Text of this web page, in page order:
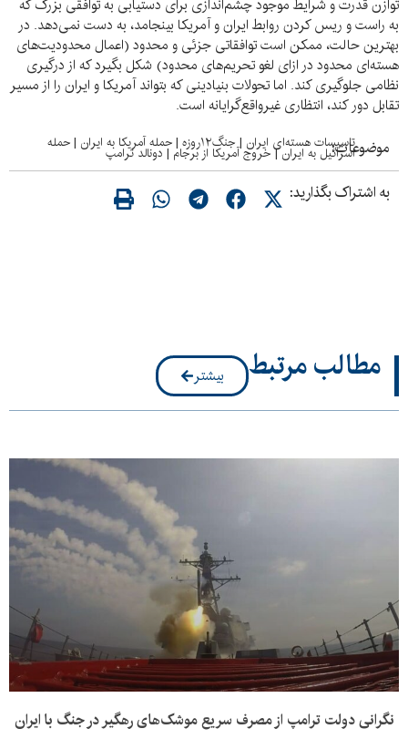
توازن قدرت و شرایط موجود چشم‌اندازی برای دستیابی به توافقی بزرگ که
به راست و ریس کردن روابط ایران و آمریکا بینجامد، به دست نمی‌دهد. در
بهترین حالت، ممکن است توافقاتی جزئی و محدود (اعمال محدودیت‌های
هسته‌ای محدود در ازای لغو تحریم‌های محدود) شکل بگیرد که از درگیری
نظامی جلوگیری کند. اما تحولات بنیادینی که بتواند آمریکا و ایران را از مسیر
تقابل دور کند، انتظاری غیرواقع‌گرایانه است.
موضوعات:تاسیسات هسته‌ای ایران |جنگ۱۲روزه |حمله آمریکا به ایران |حمله
اسرائیل به ایران|خروج آمریکا از برجام | دونالد ترامپ
به اشتراک بگذارید:
مطالب مرتبط بیشتر
نگرانی دولت ترامپ از مصرف سریع موشک‌های رهگیر در جنگ با ایران